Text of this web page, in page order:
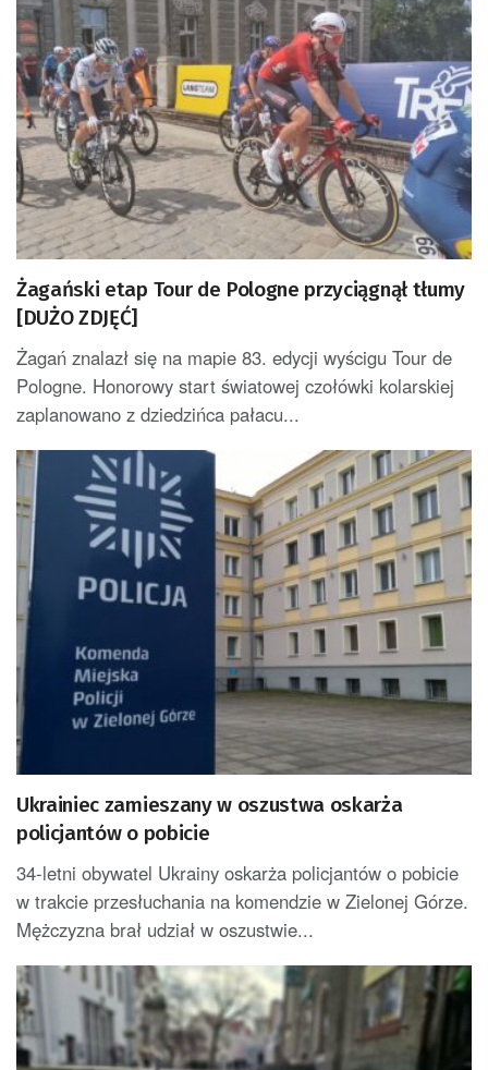
Żagański etap Tour de Pologne przyciągnął tłumy
[DUŻO ZDJĘĆ]
Żagań znalazł się na mapie 83. edycji wyścigu Tour de
Pologne. Honorowy start światowej czołówki kolarskiej
zaplanowano z dziedzińca pałacu...
Ukrainiec zamieszany w oszustwa oskarża
policjantów o pobicie
34-letni obywatel Ukrainy oskarża policjantów o pobicie
w trakcie przesłuchania na komendzie w Zielonej Górze.
Mężczyzna brał udział w oszustwie...